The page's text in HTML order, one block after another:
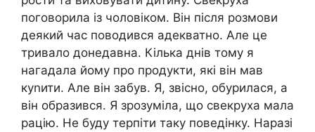
поговорила із чоловіком. Він після розмови
деякий час поводився адекватно. Але це
тривало донедавна. Кілька днів тому я
нагадала йому про продукти, які він мав
куnити. Але він забув. Я, звісно, обурилася, а
він образився. Я зрозуміла, що свекруха мала
рацію. Не буду терпіти таку поведінку. Наразі